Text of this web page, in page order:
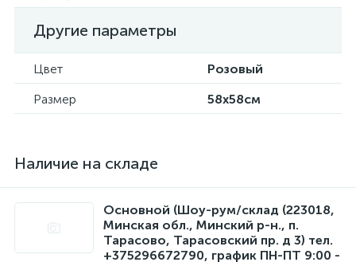
Другие параметры
Цвет
Розовый
Размер
58x58см
Наличие на складе
Основной (Шоу-рум/склад (223018,
Минская обл., Минский р-н., п.
Тарасово, Тарасовский пр. д 3) тел.
+375296672790, график ПН-ПТ 9:00 -